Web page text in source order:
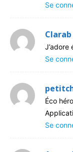
Se
Clarab
J’adore
Se
Éco
Se